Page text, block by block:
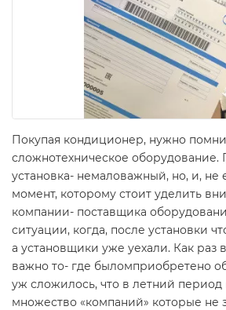
Покупая кондиционер, нужно
сложнотехническое оборудование.
установка- немаловажный, но, и, не
момент, которому стоит уделить
компании- поставщика
ситуации, когда, после установки
а установщики уже уехали. Как раз
важно то- где быломприобретено
уж сложилось, что в летний период
множество «компаний» которые не